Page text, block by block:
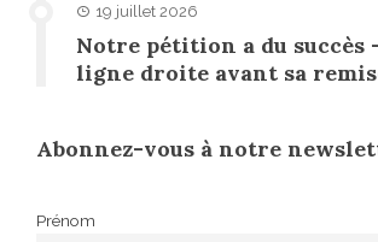
19 juillet 2026
Notre pétition a du succès
ligne droite avant sa
Abonnez-vous à notre
Prénom